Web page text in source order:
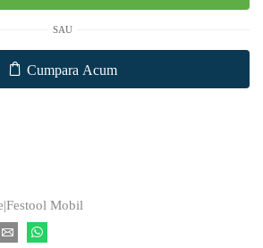
SAU
Cumpara Acum
Mobil